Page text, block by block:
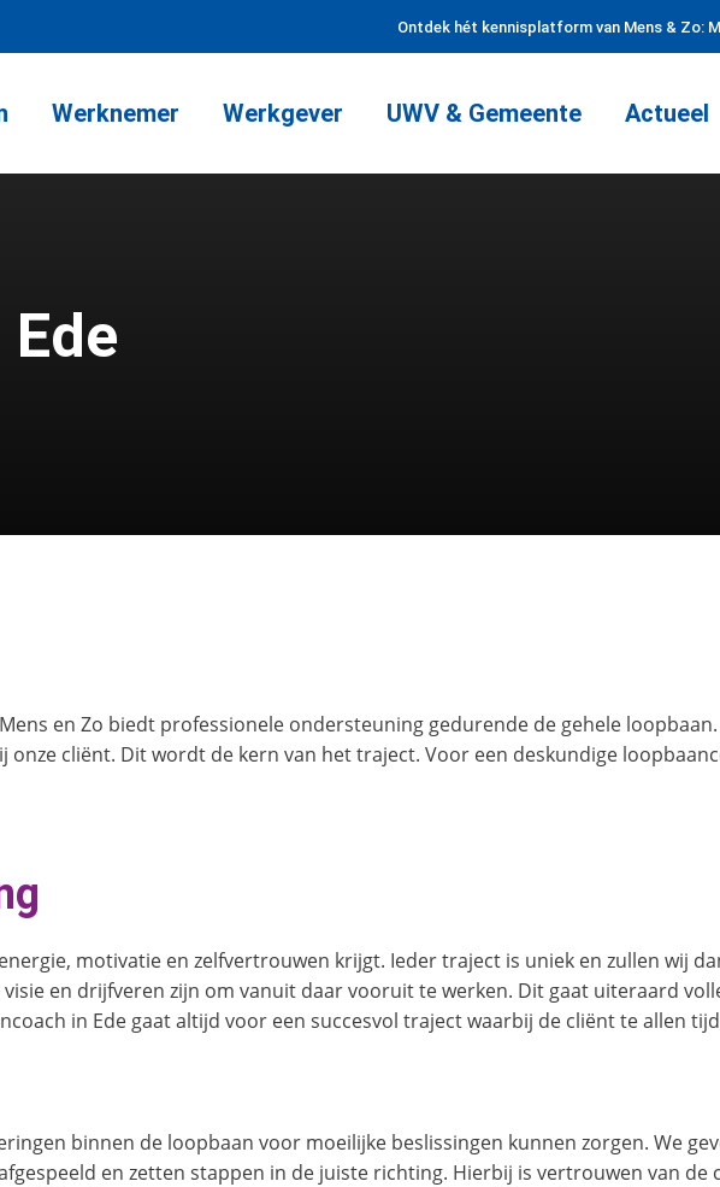
Ontdek hét kennisplatform van Mens & Zo:
Werknemer Werkgever UWV & Gemeente Actueel
en Zo biedt professionele ondersteuning gedurende de gehele
cliënt. Dit wordt de kern van het traject. Voor een deskundige
motivatie en zelfvertrouwen krijgt. Ieder traject is uniek en zullen wij
en drijfveren zijn om vanuit daar vooruit te werken. Dit gaat uiteraard
in Ede gaat altijd voor een succesvol traject waarbij de cliënt te allen
binnen de loopbaan voor moeilijke beslissingen kunnen zorgen. We
en zetten stappen in de juiste richting. Hierbij is vertrouwen van de